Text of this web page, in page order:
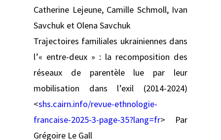
Catherine Lejeune, Camille Schmoll, Ivan
Savchuk et Olena Savchuk
Trajectoires familiales ukrainiennes dans
l’« entre-deux » : la recomposition des
réseaux de parentèle lue par leur
mobilisation dans l’exil (2014-2024)
<shs.cairn.info/revue-ethnologie-
francaise-2025-3-page-35?lang=fr> Par
Grégoire Le Gall